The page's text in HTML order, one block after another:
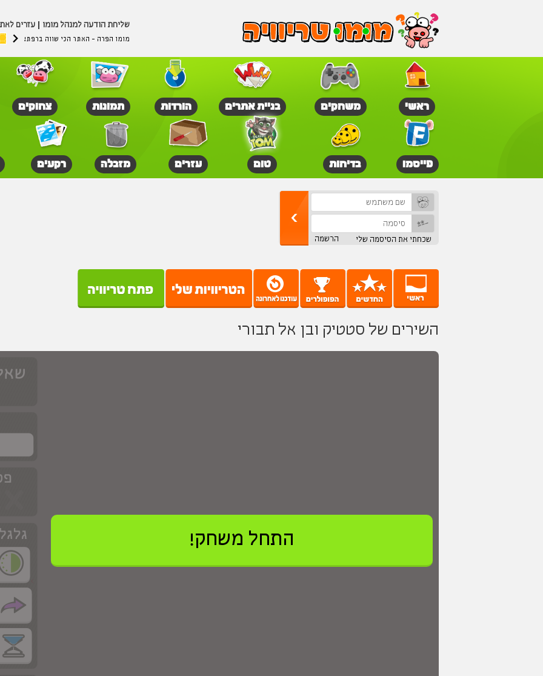
שליחת הודעה למנהל מומו עזרים
מומו הפרה - האתר הכי שווה ברפת!
ראשי משחקים בניית אתרים הורדות תמונות צחוקים
פייסמו בדיחות טום עזרים מזבלה רקעים
שכחתי את הסיסמה שלי הרשמה
השירים של סטטיק ובן אל תבורי
התחל משחק!